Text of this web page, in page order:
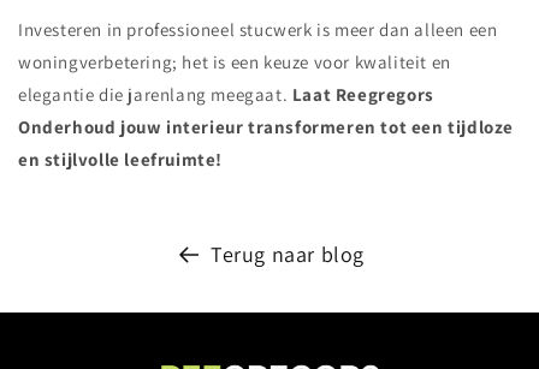
Investeren in professioneel stucwerk is meer dan alleen een
woningverbetering; het is een keuze voor kwaliteit en
elegantie die jarenlang meegaat. Laat Reegregors
Onderhoud jouw interieur transformeren tot een tijdloze
en stijlvolle leefruimte!
Terug naar blog